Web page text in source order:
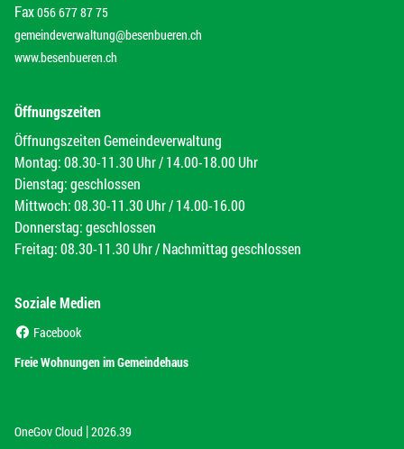
Fax056 677 87 75
gemeindeverwaltung@besenbueren.ch
www.besenbueren.ch
Öffnungszeiten
Öffnungszeiten Gemeindeverwaltung
Montag: 08.30-11.30 Uhr / 14.00-18.00 Uhr
Dienstag: geschlossen
Mittwoch: 08.30-11.30 Uhr / 14.00-16.00
Donnerstag: geschlossen
Freitag: 08.30-11.30 Uhr / Nachmittag geschlossen
Soziale Medien
Facebook
Freie Wohnungen im Gemeindehaus
OneGov Cloud (External Link)
|2026.39